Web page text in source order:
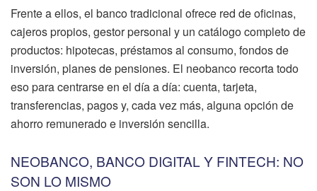
Frente a ellos, el banco tradicional ofrece red de oficinas,
cajeros propios, gestor personal y un catálogo completo de
productos: hipotecas, préstamos al consumo, fondos de
inversión, planes de pensiones. El neobanco recorta todo
eso para centrarse en el día a día: cuenta, tarjeta,
transferencias, pagos y, cada vez más, alguna opción de
ahorro remunerado e inversión sencilla.
NEOBANCO, BANCO DIGITAL Y FINTECH: NO
SON LO MISMO